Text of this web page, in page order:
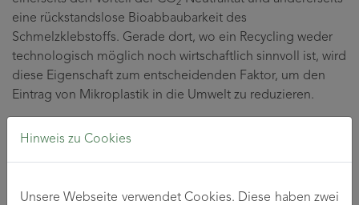
2
eine rückstandslose Bioabbaubarkeit des
Schmelzklebstoffs. Gerade dort, wo ein Recycling weder
technologisch möglich noch wirtschaftlich sinnvoll ist, wird
diese Eigenschaft zum entscheidenden Faktor, um den
Eintrag von Mikroplastik in die Umwelt zu reduzieren.
bereits den 2. Platz beim Thüringer Umweltpreis errungen
und ist aktuell in der Kategorie „Industrie & Material“ für
Hinweis zu Cookies
Unsere Webseite verwendet Cookies. Diese haben zwei